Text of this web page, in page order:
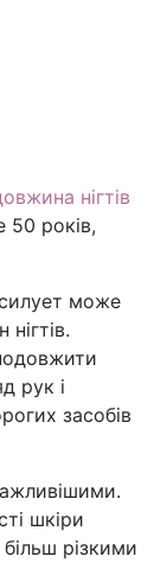
нігтів
50 років,
може
рук і
засобів
шкіри
різкими